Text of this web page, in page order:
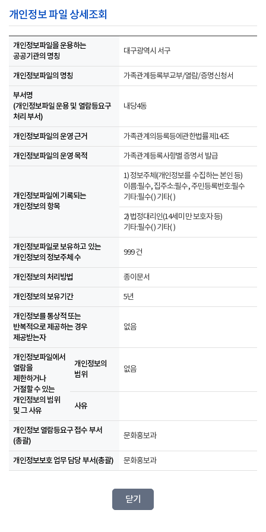
개인정보 파일 상세조회
개인정보파일을 운용하는
공공기관의 명칭
대구광역시 서구
개인정보파일의 명칭
가족관계등록부교부/열람/증명신청서
부서명
(개인정보파일 운용 및 열람등요구
처리 부서)
내당4동
개인정보파일의 운영 근거
가족관계의등록등에관한법률제14조
개인정보파일의 운영 목적
가족관계등록사항별 증명서 발급
개인정보파일에 기록되는
개인정보의 항목
1) 정보주체(개인정보를 수집하는 본인 등)
이름:필수, 집주소:필수, 주민등록번호:필수
기타:필수( ) 기타( )
2) 법정대리인(14세미만 보호자 등)
기타:필수( ) 기타( )
개인정보파일로 보유하고 있는
개인정보의 정보주체 수
999 건
개인정보의 처리방법
종이문서
개인정보의 보유기간
5년
개인정보를 통상적 또는
반복적으로 제공하는 경우
제공받는자
없음
개인정보파일에서
열람을
제한하거나
거절할 수 있는
개인정보의 범위
및 그 사유
개인정보의
범위
없음
사유
개인정보 열람등요구 접수 부서
(총괄)
문화홍보과
개인정보보호 업무 담당 부서(총괄) 문화홍보과
닫기